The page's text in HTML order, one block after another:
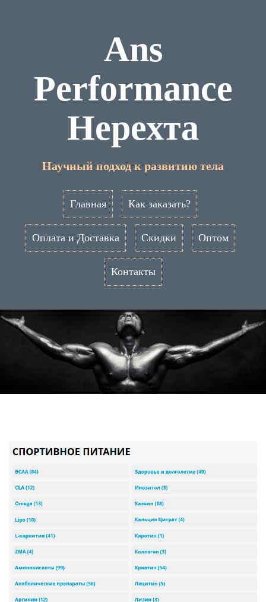
Ans
Performance
Нерехта
Научный подход к развитию тела
Главная Как заказать?
Оплата и Доставка Скидки Оптом
Контакты